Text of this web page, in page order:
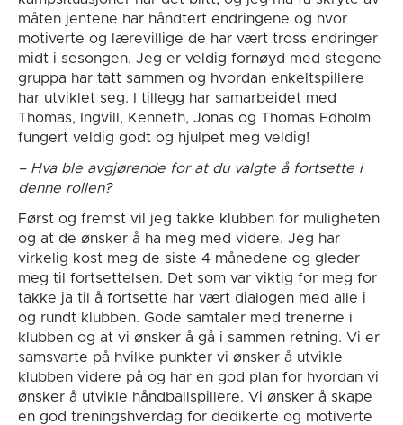
måten jentene har håndtert endringene og hvor
motiverte og lærevillige de har vært tross endringer
midt i sesongen. Jeg er veldig fornøyd med stegene
gruppa har tatt sammen og hvordan enkeltspillere
har utviklet seg. I tillegg har samarbeidet med
Thomas, Ingvill, Kenneth, Jonas og Thomas Edholm
fungert veldig godt og hjulpet meg veldig!
– Hva ble avgjørende for at du valgte å fortsette i
denne rollen?
Først og fremst vil jeg takke klubben for muligheten
og at de ønsker å ha meg med videre. Jeg har
virkelig kost meg de siste 4 månedene og gleder
meg til fortsettelsen. Det som var viktig for meg for
takke ja til å fortsette har vært dialogen med alle i
og rundt klubben. Gode samtaler med trenerne i
klubben og at vi ønsker å gå i sammen retning. Vi er
samsvarte på hvilke punkter vi ønsker å utvikle
klubben videre på og har en god plan for hvordan vi
ønsker å utvikle håndballspillere. Vi ønsker å skape
en god treningshverdag for dedikerte og motiverte